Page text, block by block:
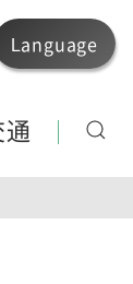
Language